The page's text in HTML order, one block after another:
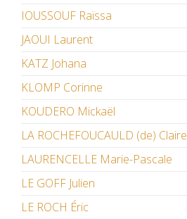
IOUSSOUF Raïssa
JAOUI Laurent
KATZ Johana
KLOMP Corinne
KOUDERO Mickaël
LA ROCHEFOUCAULD (de) Claire
LAURENCELLE Marie-Pascale
LE GOFF Julien
LE ROCH Éric